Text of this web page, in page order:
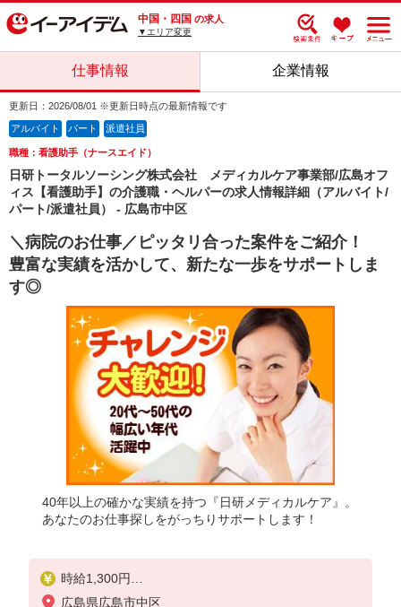
中国・四国 の求人
▼エリア変更
仕事情報 企業情報
更新日：2026/08/01 ※更新日時点の最新情報です
アルバイト パート 派遣社員
職種：看護助手（ナースエイド）
日研トータルソーシング株式会社 メディカルケア事業部/広島オフ
ィス【看護助手】の介護職・ヘルパーの求人情報詳細（アルバイト/
パート/派遣社員） - 広島市中区
＼病院のお仕事／ピッタリ合った案件をご紹介！
豊富な実績を活かして、新たな一歩をサポートしま
す◎
40年以上の確かな実績を持つ『日研メディカルケア』。
あなたのお仕事探しをがっちりサポートします！
時給1,300円
★週払いOK（規定あり）
広島県広島市中区